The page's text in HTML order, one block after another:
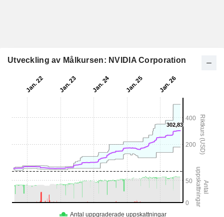
Utveckling av Målkursen: NVIDIA Corporation